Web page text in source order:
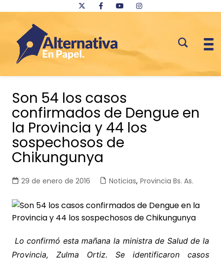
contenido
Son 54 los casos
confirmados de Dengue en
la Provincia y 44 los
sospechosos de
Chikungunya
29 de enero de 2016 Noticias, Provincia Bs. As.
Lo confirmó esta mañana la ministra de Salud de la
Provincia, Zulma Ortiz. Se identificaron casos